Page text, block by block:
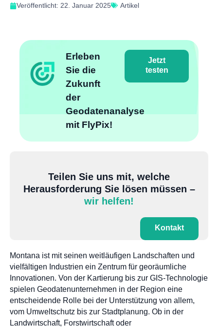
Veröffentlicht: 22. Januar 2025 Artikel
Erleben
Sie die
Zukunft
der
Geodatenanalyse
mit FlyPix!
Jetzt
testen
Teilen Sie uns mit, welche
Herausforderung Sie lösen müssen –
wir helfen!
Kontakt
Montana ist mit seinen weitläufigen Landschaften und
vielfältigen Industrien ein Zentrum für georäumliche
Innovationen. Von der Kartierung bis zur GIS-Technologie
spielen Geodatenunternehmen in der Region eine
entscheidende Rolle bei der Unterstützung von allem,
vom Umweltschutz bis zur Stadtplanung. Ob in der
Landwirtschaft, Forstwirtschaft oder